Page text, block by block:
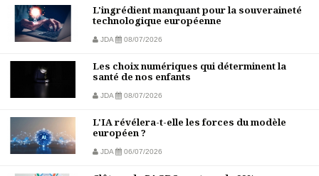
L'ingrédient manquant pour la souveraineté
technologique européenne
JDA 08/07/2026
Les choix numériques qui déterminent la
santé de nos enfants
JDA 08/07/2026
L'IA révélera-t-elle les forces du modèle
européen ?
JDA 06/07/2026